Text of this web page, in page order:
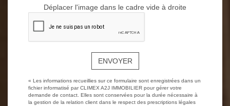
Déplacer l'image dans le cadre vide à droite
ENVOYER
« Les informations recueillies sur ce formulaire sont enregistrées dans un
fichier informatisé par CLIMEX A2J IMMOBILIER pour gérer votre
demande de contact. Elles sont conservées pour la durée nécessaire à
la gestion de la relation client dans le respect des prescriptions légales